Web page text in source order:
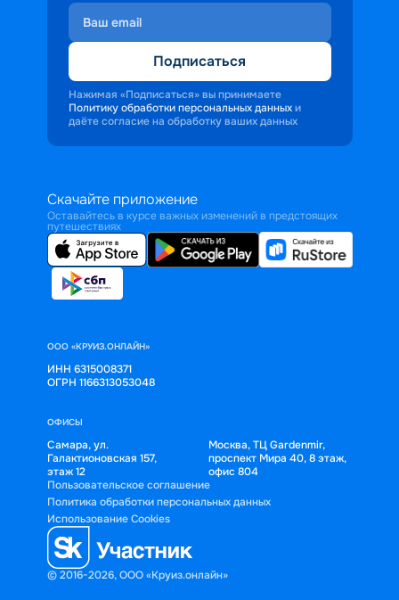
Подписаться
Нажимая «Подписаться» вы принимаете
Политику обработки персональных данных и
даёте согласие на обработку ваших данных
Скачайте приложение
Оставайтесь в курсе важных изменений в предстоящих
путешествиях
ООО «КРУИЗ.ОНЛАЙН»
ИНН 6315008371
ОГРН 1166313053048
ОФИСЫ
Самара, ул.
Галактионовская 157,
этаж 12
Москва, ТЦ Gardenmir,
проспект Мира 40, 8 этаж,
офис 804
© 2016-2026, ООО «Круиз.онлайн»
Пользовательское соглашение
Политика обработки персональных данных
Использование Cookies